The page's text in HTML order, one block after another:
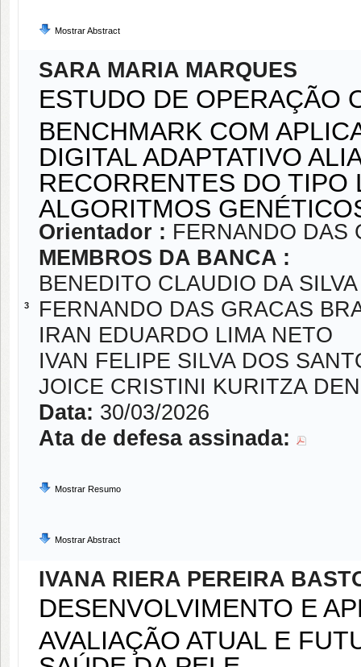
Mostrar Abstract
3
SARA MARIA MARQUES
ESTUDO DE OPERAÇÃO
BENCHMARK COM
DIGITAL ADAPTATIVO
RECORRENTES DO TIPO
ALGORITMOS
Orientador : FERNANDO DAS
MEMBROS DA BANCA :
BENEDITO CLAUDIO DA SILVA
FERNANDO DAS GRACAS
IRAN EDUARDO LIMA NETO
IVAN FELIPE SILVA DOS
JOICE CRISTINI KURITZA
Data: 30/03/2026
Ata de defesa assinada:
Mostrar Resumo
Mostrar Abstract
IVANA RIERA PEREIRA
DESENVOLVIMENTO E
AVALIAÇÃO ATUAL E